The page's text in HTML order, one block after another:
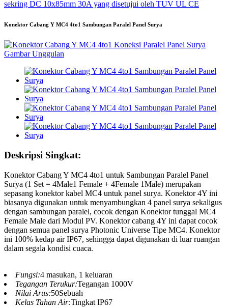
Konektor Cabang Y MC4 4to1 Sambungan Paralel Panel Surya
Deskripsi Singkat:
Konektor Cabang Y MC4 4to1 untuk Sambungan Paralel Panel
Surya (1 Set = 4Male1 Female + 4Female 1Male) merupakan
sepasang konektor kabel MC4 untuk panel surya. Konektor 4Y ini
biasanya digunakan untuk menyambungkan 4 panel surya sekaligus
dengan sambungan paralel, cocok dengan Konektor tunggal MC4
Female Male dari Modul PV. Konektor cabang 4Y ini dapat cocok
dengan semua panel surya Photonic Universe Tipe MC4. Konektor
ini 100% kedap air IP67, sehingga dapat digunakan di luar ruangan
dalam segala kondisi cuaca.
Fungsi:4 masukan, 1 keluaran
Tegangan Terukur:Tegangan 1000V
Nilai Arus:50Sebuah
Kelas Tahan Air:Tingkat IP67